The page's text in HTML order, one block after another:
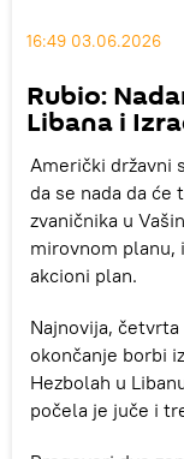
16:49 03.06.2026
Rubio:
Libana i
Američki državni
da se nada da će
zvaničnika u
mirovnom planu,
akcioni plan.
Najnovija,
okončanje borbi
Hezbolah u
počela je juče i